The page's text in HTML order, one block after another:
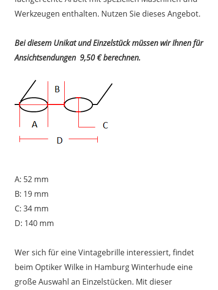
Werkzeugen enthalten. Nutzen Sie dieses Angebot.
Bei diesem Unikat und Einzelstück müssen wir Ihnen für
Ansichtsendungen 9,50 € berechnen.
A: 52 mm
B: 19 mm
C: 34 mm
D: 140 mm
Wer sich für eine Vintagebrille interessiert, findet
beim Optiker Wilke in Hamburg Winterhude eine
große Auswahl an Einzelstücken. Mit dieser